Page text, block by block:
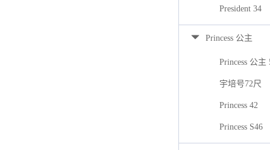
President 34
Princess 公主
Princess 公主
宇培号72尺
Princess 42
Princess S46